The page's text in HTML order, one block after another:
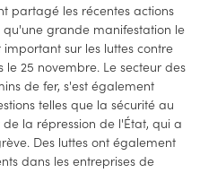
partagé les récentes actions
grande manifestation le
sur les luttes contre
25 novembre. Le secteur des
de fer, s'est également
telles que la sécurité au
la répression de l'État, qui a
Des luttes ont également
dans les entreprises de